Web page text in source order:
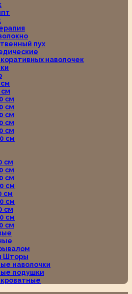
пух
наволочек
см
см
см
см
см
см
см
см
см
см
см
см
см
см
см
см
Шторы
наволочки
подушки